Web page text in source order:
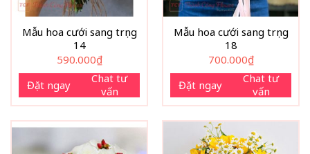
Mẫu hoa cưới sang trọng
14
590.000₫
Đặt ngay
Chat tư
vấn
Mẫu hoa cưới sang trọng
18
700.000₫
Đặt ngay
Chat tư
vấn